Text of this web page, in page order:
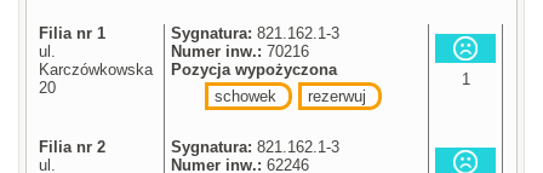
Filia nr 1
ul.
Karczówkowska
20
Sygnatura: 821.162.1-3
Numer inw.: 70216
Pozycja wypożyczona
schowek
rezerwuj
1
Filia nr 2
ul.
Sygnatura: 821.162.1-3
Numer inw.: 62246